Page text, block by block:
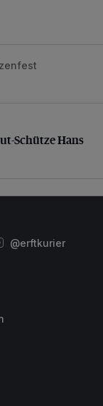
Schütze Hans
Schütze Hans
@erftkurier